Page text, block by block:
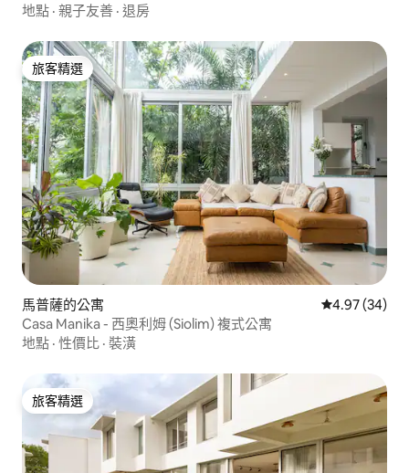
地點 · 親子友善 · 退房
旅客精選
旅客精選
馬普薩的公寓 從 34 則評價
4.97 (34)
Casa Manika - 西奧利姆 (Siolim) 複式公寓
地點 · 性價比 · 裝潢
旅客精選
旅客精選